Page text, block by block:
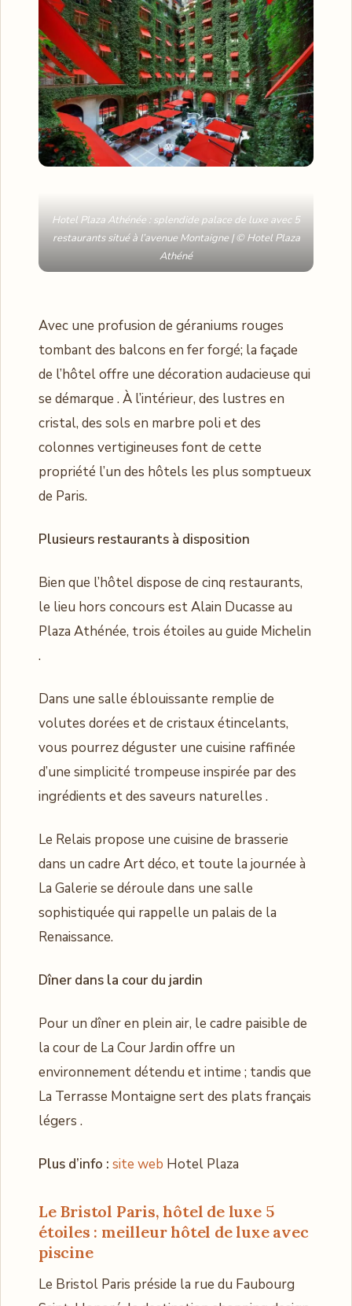
Hotel Plaza Athénée : splendide palace de luxe avec 5
restaurants situé à l’avenue Montaigne | © Hotel Plaza
Athéné
Avec une profusion de géraniums rouges
tombant des balcons en fer forgé; la façade
de l’hôtel offre une décoration audacieuse qui
se démarque . À l’intérieur, des lustres en
cristal, des sols en marbre poli et des
colonnes vertigineuses font de cette
propriété l’un des hôtels les plus somptueux
de Paris.
Plusieurs restaurants à disposition
Bien que l’hôtel dispose de cinq restaurants,
le lieu hors concours est Alain Ducasse au
Plaza Athénée, trois étoiles au guide Michelin
.
Dans une salle éblouissante remplie de
volutes dorées et de cristaux étincelants,
vous pourrez déguster une cuisine raffinée
d’une simplicité trompeuse inspirée par des
ingrédients et des saveurs naturelles .
Le Relais propose une cuisine de brasserie
dans un cadre Art déco, et toute la journée à
La Galerie se déroule dans une salle
sophistiquée qui rappelle un palais de la
Renaissance.
Dîner dans la cour du jardin
Pour un dîner en plein air, le cadre paisible de
la cour de La Cour Jardin offre un
environnement détendu et intime ; tandis que
La Terrasse Montaigne sert des plats français
légers .
Plus d’info : site web Hotel Plaza
Le Bristol Paris, hôtel de luxe 5
étoiles : meilleur hôtel de luxe avec
piscine
Le Bristol Paris préside la rue du Faubourg